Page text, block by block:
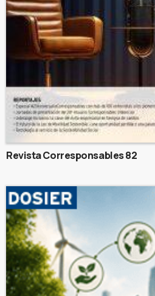
Revista Corresponsables 82